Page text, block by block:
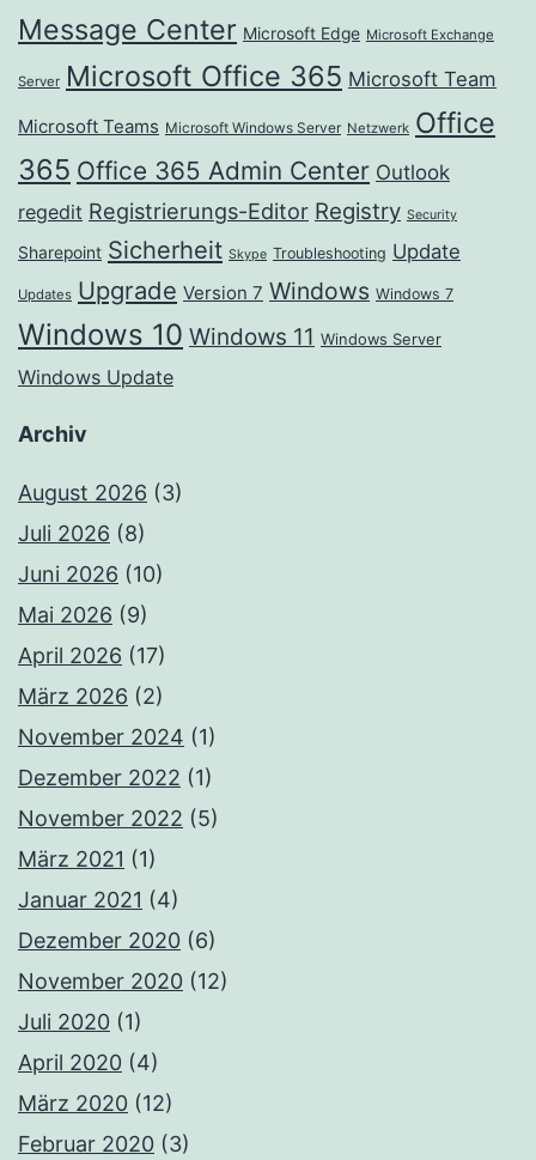
Message Center Microsoft Edge Microsoft Exchange
Server Microsoft Office 365 Microsoft Team
Microsoft Teams Microsoft Windows Server Netzwerk Office
365 Office 365 Admin Center Outlook
regedit Registrierungs-Editor Registry Security
Sharepoint Sicherheit Skype Troubleshooting Update
Updates Upgrade Version 7 Windows Windows 7
Windows 10 Windows 11 Windows Server
Windows Update
Archiv
August 2026 (3)
Juli 2026 (8)
Juni 2026 (10)
Mai 2026 (9)
April 2026 (17)
März 2026 (2)
November 2024 (1)
Dezember 2022 (1)
November 2022 (5)
März 2021 (1)
Januar 2021 (4)
Dezember 2020 (6)
November 2020 (12)
Juli 2020 (1)
April 2020 (4)
März 2020 (12)
Februar 2020 (3)